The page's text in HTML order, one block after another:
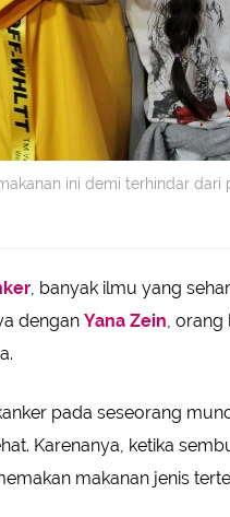
ini demi terhindar dari
, banyak ilmu yang
dengan Yana Zein ,
pada seseorang
Karenanya, ketika
makanan jenis